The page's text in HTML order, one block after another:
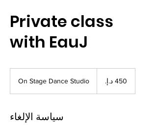
Private class
with EauJ
إماراتي
On Stage Dance Studio
سياسة الإلغاء